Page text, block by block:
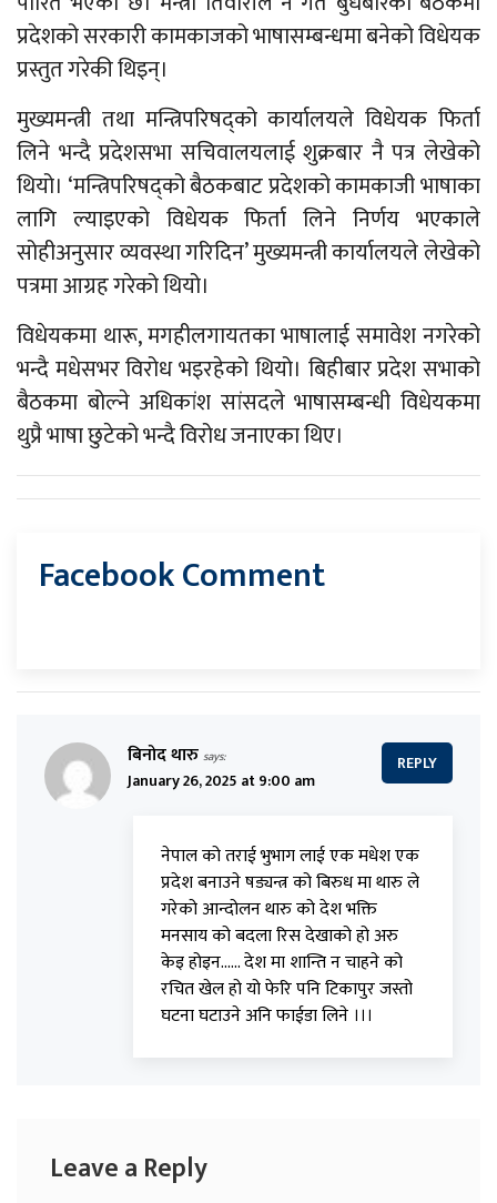
प्रदेशको सरकारी कामकाजको भाषासम्बन्धमा बनेको विधेयक
प्रस्तुत गरेकी थिइन्।
मुख्यमन्त्री तथा मन्त्रिपरिषद्को कार्यालयले विधेयक फिर्ता
लिने भन्दै प्रदेशसभा सचिवालयलाई शुक्रबार नै पत्र लेखेको
थियो। ‘मन्त्रिपरिषद्को बैठकबाट प्रदेशको कामकाजी भाषाका
लागि ल्याइएको विधेयक फिर्ता लिने निर्णय भएकाले
सोहीअनुसार व्यवस्था गरिदिन’ मुख्यमन्त्री कार्यालयले लेखेको
पत्रमा आग्रह गरेको थियो।
विधेयकमा थारू, मगहीलगायतका भाषालाई समावेश नगरेको
भन्दै मधेसभर विरोध भइरहेको थियो। बिहीबार प्रदेश सभाको
बैठकमा बोल्ने अधिकांश सांसदले भाषासम्बन्धी विधेयकमा
थुप्रै भाषा छुटेको भन्दै विरोध जनाएका थिए।
Facebook Comment
बिनोद थारु says:
January 26, 2025 at 9:00 am
नेपाल को तराई भुभाग लाई एक मधेश एक
प्रदेश बनाउने षड्यन्त्र को बिरुध मा थारु ले
गरेको आन्दोलन थारु को देश भक्ति
मनसाय को बदला रिस देखाको हो अरु
केइ होइन…… देश मा शान्ति न चाहने को
रचित खेल हो यो फेरि पनि टिकापुर जस्तो
घटना घटाउने अनि फाईडा लिने ।।।
REPLY
Leave a Reply